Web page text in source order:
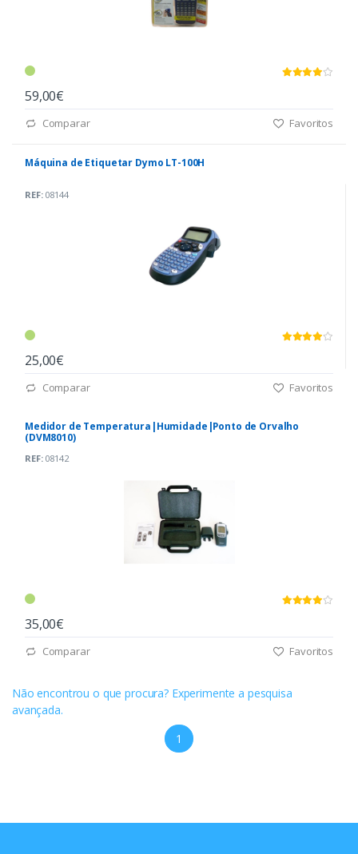
59,00€
Comparar Favoritos
Máquina de Etiquetar Dymo LT-100H
REF:08144
25,00€
Comparar Favoritos
Medidor de Temperatura|Humidade|Ponto de Orvalho
(DVM8010)
REF:08142
35,00€
Comparar Favoritos
Não encontrou o que procura? Experimente a pesquisa
avançada.
1